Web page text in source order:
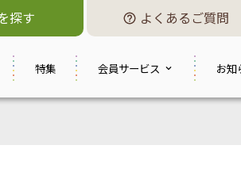
探す よくあるご質問
特集 会員サービス お知